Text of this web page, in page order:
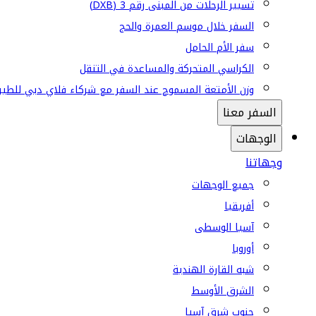
تسيير الرحلات من المبنى رقم 3 (DXB)
السفر خلال موسم العمرة والحج
سفر الأم الحامل
الكراسي المتحركة والمساعدة في التنقل
وزن الأمتعة المسموح عند السفر مع شركاء فلاي دبي
السفر معنا
الوجهات
وجهاتنا
جميع الوجهات
أفريقيا
آسيا الوسطى
أوروبا
شبه القارة الهندية
الشرق الأوسط
جنوب شرق آسيا